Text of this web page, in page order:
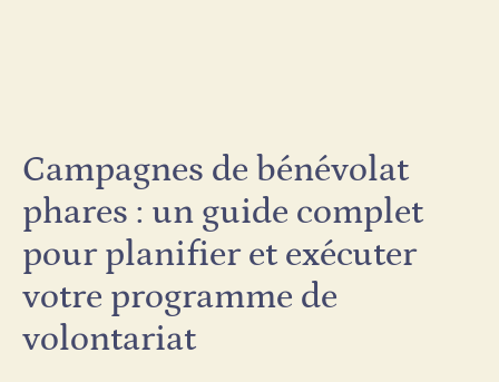
Campagnes de bénévolat
phares : un guide complet
pour planifier et exécuter
votre programme de
volontariat